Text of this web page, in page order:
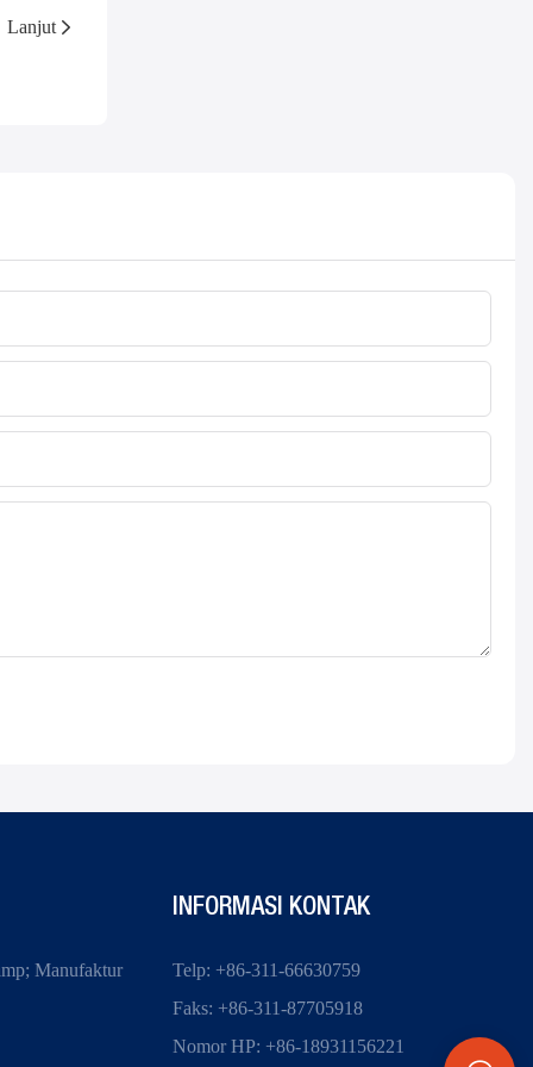
Lanjut
Manufaktur
INFORMASI KONTAK
Telp: +86-311-66630759
Faks: +86-311-87705918
Nomor HP: +86-18931156221